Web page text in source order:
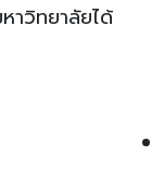
าวิทยาลัยได้